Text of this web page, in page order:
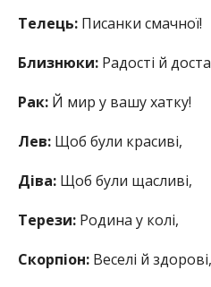
Телець: Писанки смачної!
Близнюки: Радості й
Рак: Й мир у вашу хатку!
Лев: Щоб були красиві,
Діва: Щоб були щасливі,
Терези: Родина у колі,
Скорпіон: Веселі й здорові,